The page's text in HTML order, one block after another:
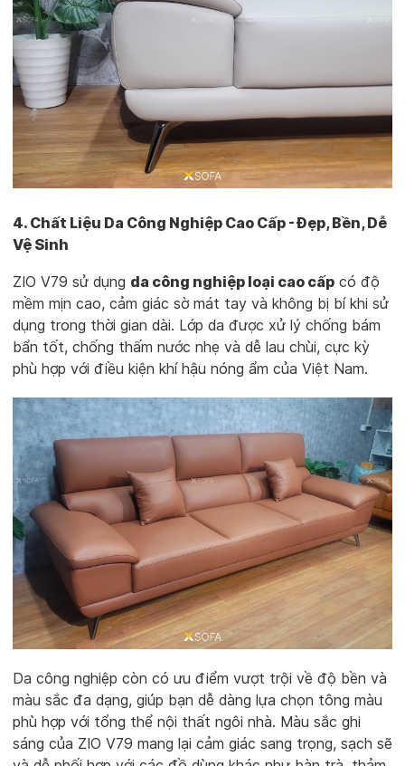
4. Chất Liệu Da Công Nghiệp Cao Cấp - Đẹp, Bền, Dễ
Vệ Sinh
ZIO V79 sử dụng da công nghiệp loại cao cấp có độ
mềm mịn cao, cảm giác sờ mát tay và không bị bí khi sử
dụng trong thời gian dài. Lớp da được xử lý chống bám
bẩn tốt, chống thấm nước nhẹ và dễ lau chùi, cực kỳ
phù hợp với điều kiện khí hậu nóng ẩm của Việt Nam.
Da công nghiệp còn có ưu điểm vượt trội về độ bền và
màu sắc đa dạng, giúp bạn dễ dàng lựa chọn tông màu
phù hợp với tổng thể nội thất ngôi nhà. Màu sắc ghi
sáng của ZIO V79 mang lại cảm giác sang trọng, sạch sẽ